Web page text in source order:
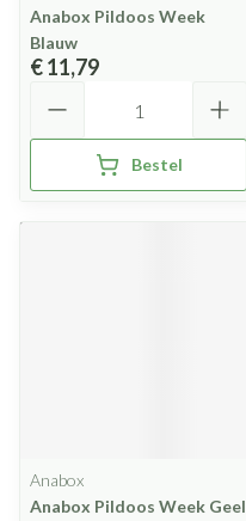
Anabox Pildoos Week
Blauw
€ 11,79
Bestel
Anabox
Anabox Pildoos Week Geel